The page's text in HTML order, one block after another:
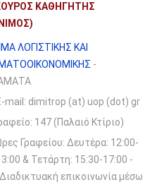
ΚΑΘΗΓΗΤΗΣ
ΛΟΓΙΣΤΙΚΗΣ ΚΑΙ
-
mail: dimitrop (at) uop (dot) gr
147 (Παλαιό Κτίριο)
Γραφείου: Δευτέρα: 12:00-
& Τετάρτη: 15:30-17:00 -
επικοινωνία μέσω